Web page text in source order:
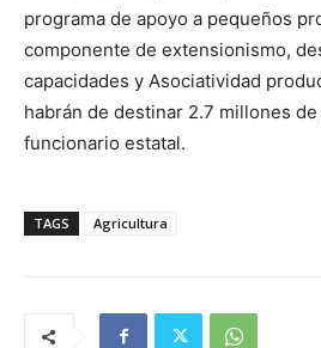
programa de apoyo a pequeños
componente de extensionismo,
capacidades y Asociatividad
habrán de destinar 2.7 millones
funcionario estatal.
TAGS Agricultura